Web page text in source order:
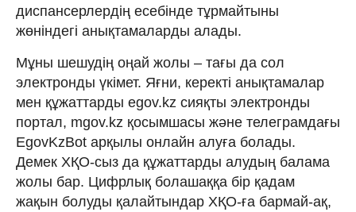
диспансерлердің есебінде тұрмайтыны
жөніндегі анықтамаларды алады.
Мұны шешудің оңай жолы – тағы да сол
электронды үкімет. Яғни, керекті анықтамалар
мен құжаттарды egov.kz сияқты электронды
портал, mgov.kz қосымшасы және телеграмдағы
EgovKzBot арқылы онлайн алуға болады.
Демек ХҚО-сыз да құжаттарды алудың балама
жолы бар. Цифрлық болашаққа бір қадам
жақын болуды қалайтындар ХҚО-ға бармай-ақ,